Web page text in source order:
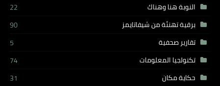
النوبة هنا وهناك
22
برقية تهنئة من شيفاتايمز
90
تقارير صحفية
5
تكنولجيا المعلومات
74
حكاية مكان
31